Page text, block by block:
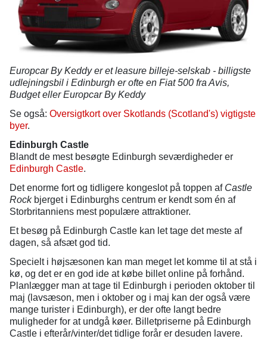
Europcar By Keddy er et leasure billeje-selskab - billigste
udlejningsbil i Edinburgh er ofte en Fiat 500 fra Avis,
Budget eller Europcar By Keddy
Se også: Oversigtkort over Skotlands (Scotland's) vigtigste
byer.
Edinburgh Castle
Blandt de mest besøgte Edinburgh seværdigheder er
Edinburgh Castle.
Det enorme fort og tidligere kongeslot på toppen af Castle
Rock bjerget i Edinburghs centrum er kendt som én af
Storbritanniens mest populære attraktioner.
Et besøg på Edinburgh Castle kan let tage det meste af
dagen, så afsæt god tid.
Specielt i højsæsonen kan man meget let komme til at stå i
kø, og det er en god ide at købe billet online på forhånd.
Planlægger man at tage til Edinburgh i perioden oktober til
maj (lavsæson, men i oktober og i maj kan der også være
mange turister i Edinburgh), er der ofte langt bedre
muligheder for at undgå køer. Billetpriserne på Edinburgh
Castle i efterår/vinter/det tidlige forår er desuden lavere.